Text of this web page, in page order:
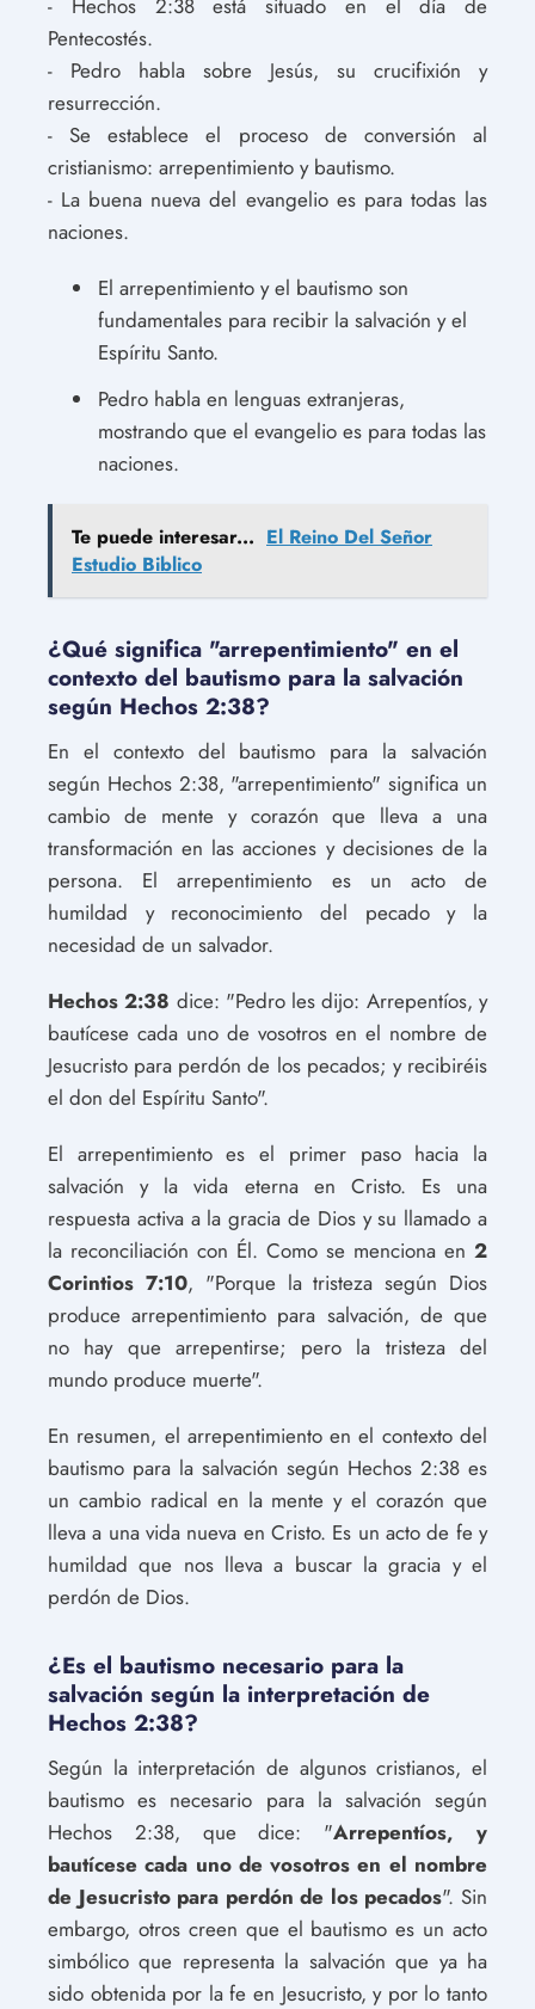
- Hechos 2:38 está situado en el día de
Pentecostés.
- Pedro habla sobre Jesús, su crucifixión y
resurrección.
- Se establece el proceso de conversión al
cristianismo: arrepentimiento y bautismo.
- La buena nueva del evangelio es para todas las
naciones.
El arrepentimiento y el bautismo son
fundamentales para recibir la salvación y el
Espíritu Santo.
Pedro habla en lenguas extranjeras,
mostrando que el evangelio es para todas las
naciones.
Te puede interesar... El Reino Del Señor
Estudio Biblico
¿Qué significa "arrepentimiento" en el
contexto del bautismo para la salvación
según Hechos 2:38?
En el contexto del bautismo para la salvación
según Hechos 2:38, "arrepentimiento" significa un
cambio de mente y corazón que lleva a una
transformación en las acciones y decisiones de la
persona. El arrepentimiento es un acto de
humildad y reconocimiento del pecado y la
necesidad de un salvador.
Hechos 2:38 dice: "Pedro les dijo: Arrepentíos, y
bautícese cada uno de vosotros en el nombre de
Jesucristo para perdón de los pecados; y recibiréis
el don del Espíritu Santo".
El arrepentimiento es el primer paso hacia la
salvación y la vida eterna en Cristo. Es una
respuesta activa a la gracia de Dios y su llamado a
la reconciliación con Él. Como se menciona en 2
Corintios 7:10, "Porque la tristeza según Dios
produce arrepentimiento para salvación, de que
no hay que arrepentirse; pero la tristeza del
mundo produce muerte".
En resumen, el arrepentimiento en el contexto del
bautismo para la salvación según Hechos 2:38 es
un cambio radical en la mente y el corazón que
lleva a una vida nueva en Cristo. Es un acto de fe y
humildad que nos lleva a buscar la gracia y el
perdón de Dios.
¿Es el bautismo necesario para la
salvación según la interpretación de
Hechos 2:38?
Según la interpretación de algunos cristianos, el
bautismo es necesario para la salvación según
Hechos 2:38, que dice: "Arrepentíos, y
bautícese cada uno de vosotros en el nombre
de Jesucristo para perdón de los pecados". Sin
embargo, otros creen que el bautismo es un acto
simbólico que representa la salvación que ya ha
sido obtenida por la fe en Jesucristo, y por lo tanto